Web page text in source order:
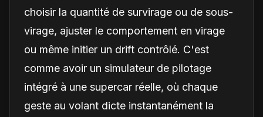
choisir la quantité de survirage ou de sous-
virage, ajuster le comportement en virage
ou même initier un drift contrôlé. C'est
comme avoir un simulateur de pilotage
intégré à une supercar réelle, où chaque
geste au volant dicte instantanément la